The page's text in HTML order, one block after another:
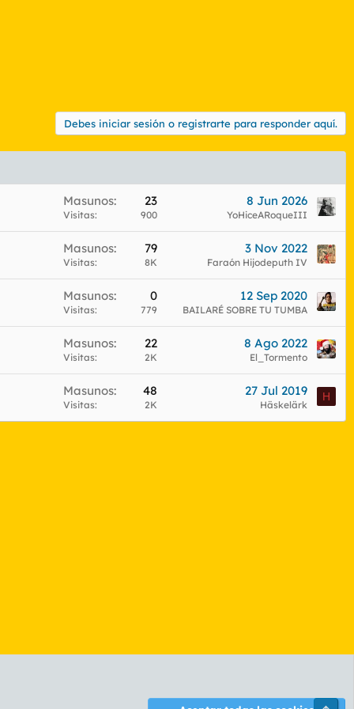
Debes iniciar sesión o registrarte para responder aquí.
Masunos 23
Visitas 900
8 Jun 2026
YoHiceARoqueIII
Masunos 79
Visitas 8K
3 Nov 2022
Faraón Hijodeputh IV
Masunos 0
Visitas 779
12 Sep 2020
BAILARÉ SOBRE TU TUMBA
Masunos 22
Visitas 2K
8 Ago 2022
El_Tormento
Masunos 48
Visitas 2K
27 Jul 2019
Häskelärk
H